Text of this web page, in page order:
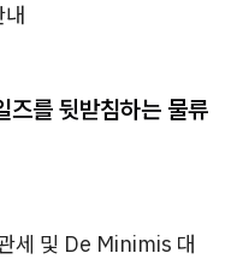
내
즈를 뒷받침하는 물류
세 및 De Minimis 대